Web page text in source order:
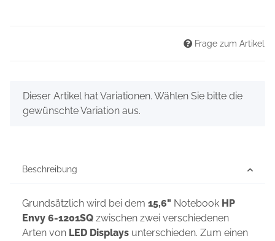
Frage zum Artikel
x
Dieser Artikel hat Variationen. Wählen Sie bitte die
gewünschte Variation aus.
Beschreibung
Grundsätzlich wird bei dem 15,6" Notebook HP
Envy 6-1201SQ zwischen zwei verschiedenen
Arten von LED Displays unterschieden. Zum einen